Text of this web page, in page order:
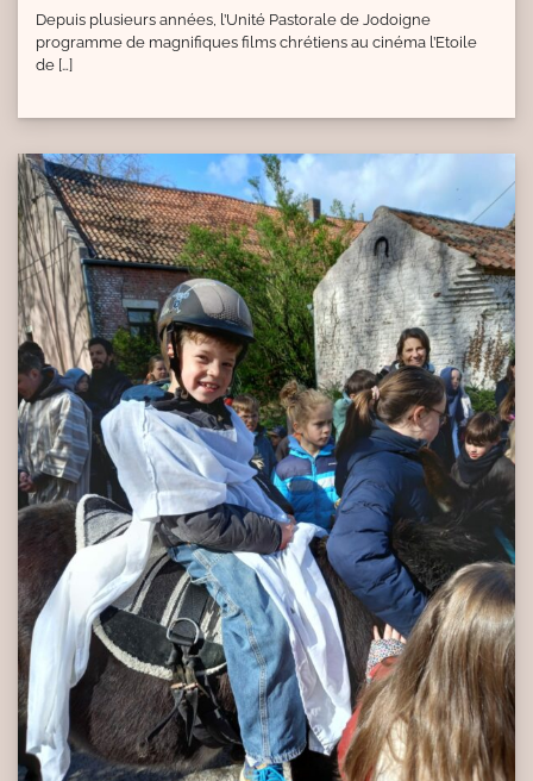
Depuis plusieurs années, l’Unité Pastorale de Jodoigne
programme de magnifiques films chrétiens au cinéma l’Etoile
de […]